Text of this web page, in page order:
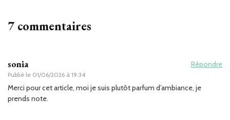
7 commentaires
sonia
Publié le 01/06/2026 à 19:34
Répondre
Merci pour cet article, moi je suis plutôt parfum d’ambiance, je
prends note.